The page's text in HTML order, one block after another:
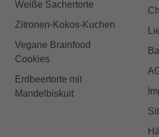
Weiße Sachertorte
Zitronen-Kokos-Kuchen
Vegane Brainfood
Cookies
Erdbeertorte mit
Mandelbiskuit